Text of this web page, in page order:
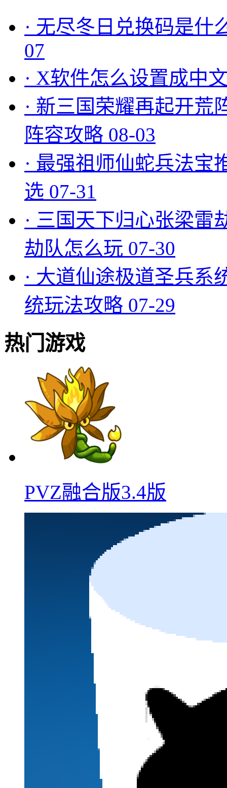
· 无尽冬日兑换码是什
07
· X软件怎么设置成中
· 新三国荣耀再起开荒
阵容攻略 08-03
· 最强祖师仙蛇兵法宝
选 07-31
· 三国天下归心张梁雷
劫队怎么玩 07-30
· 大道仙途极道圣兵系
统玩法攻略 07-29
热门游戏
PVZ融合版3.4版